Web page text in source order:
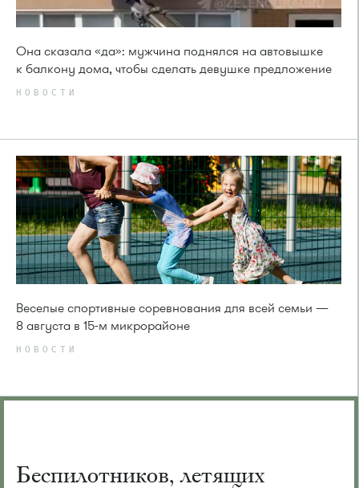
Она сказала «да»: мужчина поднялся на автовышке
к балкону дома, чтобы сделать девушке предложение
НОВОСТИ
Веселые спортивные соревнования для всей семьи —
8 августа в 15-м микрорайоне
НОВОСТИ
Беспилотников, летящих